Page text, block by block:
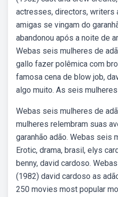
actresses, directors, writers
amigas se vingam do
abandonou após a noite de
Webas seis mulheres de
gallo fazer polêmica com
famosa cena de blow job,
algo muito. As seis
Webas seis mulheres de
mulheres relembram suas
garanhão adão. Webas seis
Erotic, drama, brasil, elys
benny, david cardoso.
(1982) david cardoso as
250 movies most popular